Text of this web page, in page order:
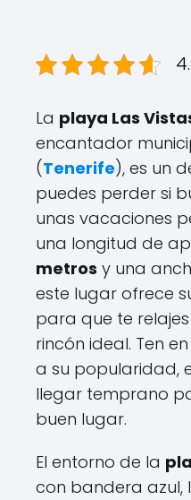
La playa Las
encantador
(Tenerife), es un
puedes perder si
unas vacaciones
una longitud de
metros y una
este lugar ofrece
para que te
rincón ideal. Ten
a su popularidad,
llegar temprano
buen lugar.
El entorno de la
con bandera azul,